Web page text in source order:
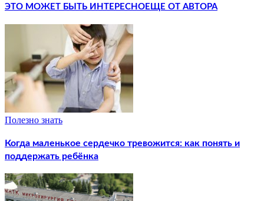
ЭТО МОЖЕТ БЫТЬ ИНТЕРЕСНО ЕЩЕ ОТ АВТОРА
Полезно знать
Когда маленькое сердечко тревожится: как понять и
поддержать ребёнка